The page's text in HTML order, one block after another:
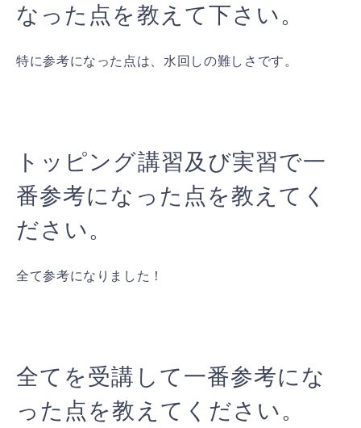
なった点を教えて下さい。
特に参考になった点は、水回しの難しさです。
トッピング講習及び実習で一
番参考になった点を教えてく
ださい。
全て参考になりました！
全てを受講して一番参考にな
った点を教えてください。